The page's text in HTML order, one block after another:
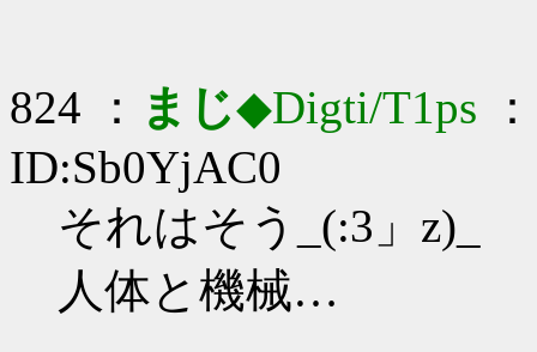
824 ： まじ◆Digti/T1ps
ID:Sb0YjAC0
それはそう_(:3」z)_
人体と機械…